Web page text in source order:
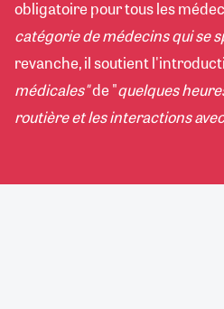
obligatoire pour tous les
catégorie de médecins qui se
revanche, il soutient
médicales"de "quelques
routière et les interactions